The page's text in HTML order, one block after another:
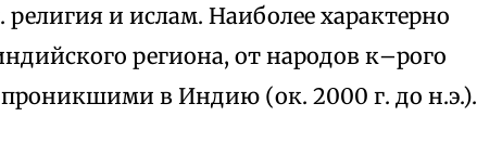
и ислам. Наиболее характерно
региона, от народов к–рого
в Индию (ок. 2000 г. до н.э.).